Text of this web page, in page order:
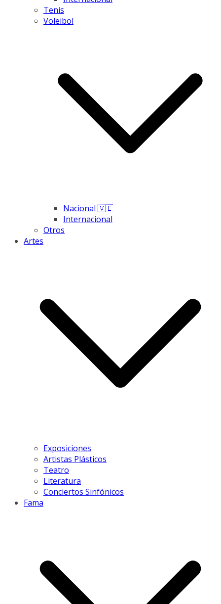
Tenis
Voleibol
Nacional 🇻🇪
Internacional
Otros
Artes
Exposiciones
Artistas Plásticos
Teatro
Literatura
Conciertos Sinfónicos
Fama